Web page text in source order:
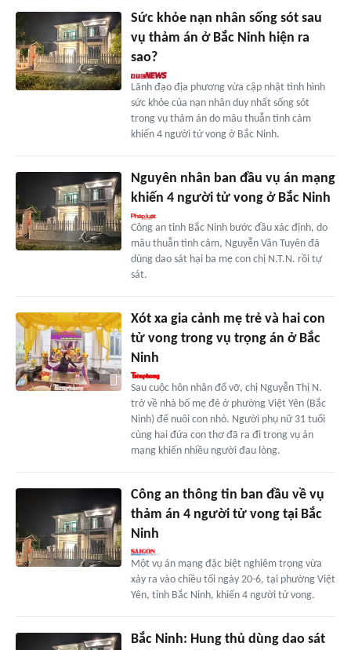
Sức khỏe nạn nhân sống sót sau
vụ thảm án ở Bắc Ninh hiện ra
sao?
Lãnh đạo địa phương vừa cập nhật tình hình
sức khỏe của nạn nhân duy nhất sống sót
trong vụ thảm án do mâu thuẫn tình cảm
khiến 4 người tử vong ở Bắc Ninh.
Nguyên nhân ban đầu vụ án mạng
khiến 4 người tử vong ở Bắc Ninh
Công an tỉnh Bắc Ninh bước đầu xác định, do
mâu thuẫn tình cảm, Nguyễn Văn Tuyên đã
dùng dao sát hại ba mẹ con chị N.T.N. rồi tự
sát.
Xót xa gia cảnh mẹ trẻ và hai con
tử vong trong vụ trọng án ở Bắc
Ninh
Sau cuộc hôn nhân đổ vỡ, chị Nguyễn Thị N.
trở về nhà bố mẹ đẻ ở phường Việt Yên (Bắc
Ninh) để nuôi con nhỏ. Người phụ nữ 31 tuổi
cùng hai đứa con thơ đã ra đi trong vụ án
mạng khiến nhiều người đau lòng.
Công an thông tin ban đầu về vụ
thảm án 4 người tử vong tại Bắc
Ninh
Một vụ án mạng đặc biệt nghiêm trọng vừa
xảy ra vào chiều tối ngày 20-6, tại phường Việt
Yên, tỉnh Bắc Ninh, khiến 4 người tử vong.
Bắc Ninh: Hung thủ dùng dao sát